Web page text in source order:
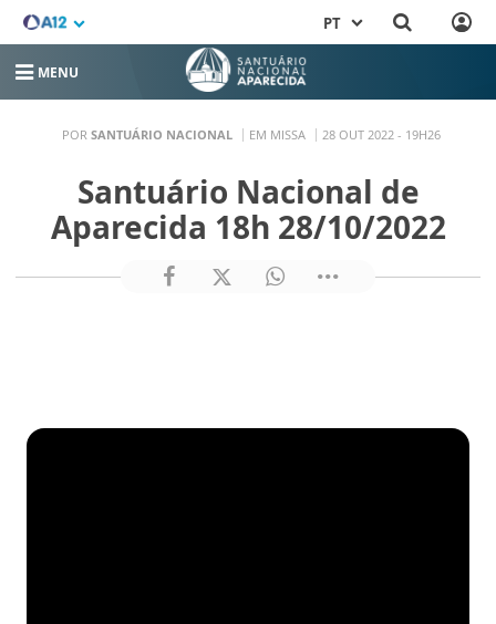
PT
MENU
POR SANTUÁRIO NACIONAL EM MISSA 28 OUT 2022 - 19H26
Santuário Nacional de
Aparecida 18h 28/10/2022